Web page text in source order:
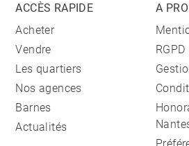
ACCÈS RAPIDE
Acheter
Vendre
Les quartiers
Nos agences
Barnes
Actualités
A
RGPD